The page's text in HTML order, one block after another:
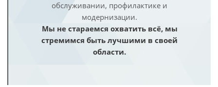
обслуживании, профилактике и
модернизации.
Мы не стараемся охватить всё, мы
стремимся быть лучшими в своей
области.